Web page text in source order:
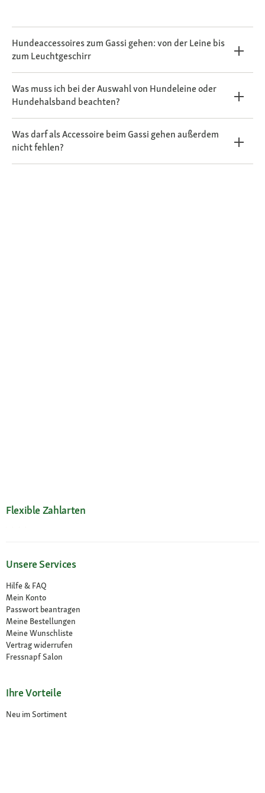
Hundeaccessoires zum Gassi gehen: von der Leine bis
zum Leuchtgeschirr
Was muss ich bei der Auswahl von Hundeleine oder
Hundehalsband beachten?
Was darf als Accessoire beim Gassi gehen außerdem
nicht fehlen?
Flexible Zahlarten
Unsere Services
Hilfe & FAQ
Mein Konto
Passwort beantragen
Meine Bestellungen
Meine Wunschliste
Vertrag widerrufen
Fressnapf Salon
Ihre Vorteile
Neu im Sortiment